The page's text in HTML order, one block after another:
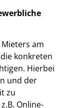
am
konkreten
Hierbei
und der
zu
Online-